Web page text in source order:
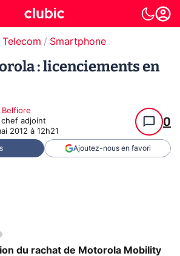
Smartphone
: licenciements en
Belfiore
chef adjoint
2012 à 12h21
0
Ajoutez-nous en favori
du rachat de Motorola Mobility